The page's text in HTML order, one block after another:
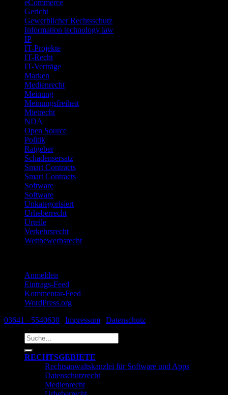
eCommerce
Gericht
Gewerblicher Rechtsschutz
Information technology law
IP
IT-Projekte
IT-Recht
IT-Verträge
Marken
Medienrecht
Meinung
Meinungsfreiheit
Mietrecht
NDA
Open Source
Politik
Ratgeber
Schadensersatz
Smart Contracts
Smart Contracts
Software
Software
Unkategorisiert
Urheberrecht
Urteile
Verkehrsrecht
Wettbewerbsrecht
Anmelden
Eintrags-Feed
Kommentar-Feed
WordPress.org
03641 - 5540630
Impressum
Datenschutz
Suche
nach:
RECHTSGEBIETE
Rechtsanwaltskanzlei für Software und Apps
Datenschutzrecht
Medienrecht